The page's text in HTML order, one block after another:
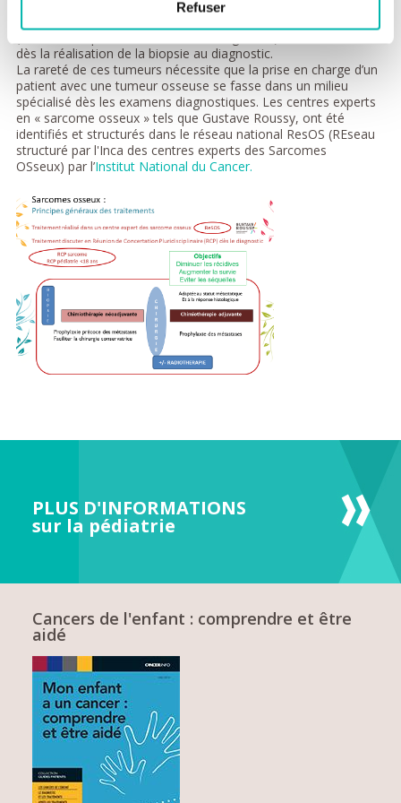
Refuser
La stratégie thérapeutique dépend du type de tumeur osseuse,
dès la réalisation de la biopsie au diagnostic.
La rareté de ces tumeurs nécessite que la prise en charge d’un
patient avec une tumeur osseuse se fasse dans un milieu
spécialisé dès les examens diagnostiques. Les centres experts
en « sarcome osseux » tels que Gustave Roussy, ont été
identifiés et structurés dans le réseau national ResOS (REseau
structuré par l'Inca des centres experts des Sarcomes
OSseux) par l’Institut National du Cancer.
PLUS D'INFORMATIONS
sur la pédiatrie
Cancers de l'enfant : comprendre et être
aidé